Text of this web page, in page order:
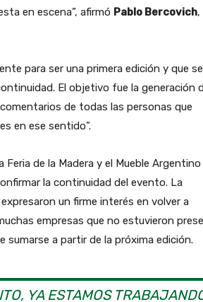
en escena”, afirmó Pablo Bercovich,
para ser una primera edición y que se
El objetivo fue la generación
de todas las personas que
en ese sentido”.
de la Madera y el Mueble Argentino
la continuidad del evento. La
un firme interés en volver a
empresas que no estuvieron
a partir de la próxima edición.
YA ESTAMOS